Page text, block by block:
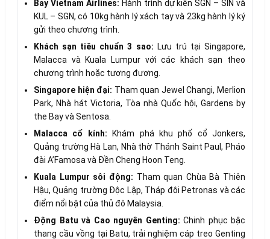
Bay Vietnam Airlines: Hành trình dự kiến SGN – SIN và
KUL – SGN, có 10kg hành lý xách tay và 23kg hành lý ký
gửi theo chương trình.
Khách sạn tiêu chuẩn 3 sao: Lưu trú tại Singapore,
Malacca và Kuala Lumpur với các khách sạn theo
chương trình hoặc tương đương.
Singapore hiện đại: Tham quan Jewel Changi, Merlion
Park, Nhà hát Victoria, Tòa nhà Quốc hội, Gardens by
the Bay và Sentosa.
Malacca cổ kính: Khám phá khu phố cổ Jonkers,
Quảng trường Hà Lan, Nhà thờ Thánh Saint Paul, Pháo
đài A’Famosa và Đền Cheng Hoon Teng.
Kuala Lumpur sôi động: Tham quan Chùa Bà Thiên
Hậu, Quảng trường Độc Lập, Tháp đôi Petronas và các
điểm nổi bật của thủ đô Malaysia.
Động Batu và Cao nguyên Genting: Chinh phục bậc
thang cầu vồng tại Batu, trải nghiệm cáp treo Genting